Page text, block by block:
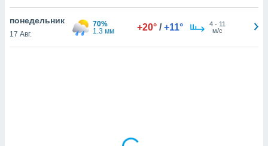
мы
что
понедельник
17 Авг.
70%
1.3 мм
+20° / +11° 4 - 11
м/с